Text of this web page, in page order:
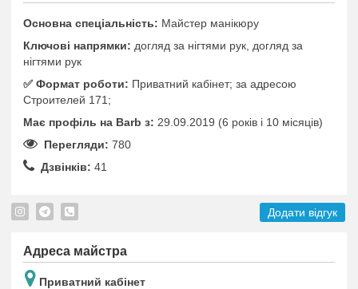
Основна спеціальність: Майстер манікюру
Ключові напрямки: догляд за нігтями рук, догляд за
нігтями рук
✅️ Формат роботи: Приватний кабінет; за адресою
Строителей 171;
Має профіль на Barb з: 29.09.2019 (6 років i 10 місяців)
Перегляди: 780
Дзвінків: 41
Додати відгук
Адреса майстра
Приватний кабінет